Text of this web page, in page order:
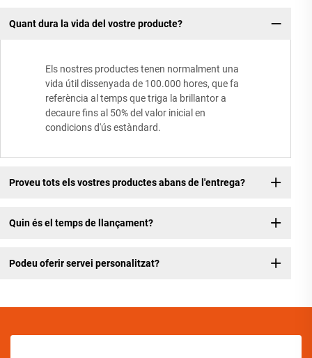
Quant dura la vida del vostre producte?
Els nostres productes tenen normalment una
vida útil dissenyada de 100.000 hores, que fa
referència al temps que triga la brillantor a
decaure fins al 50% del valor inicial en
condicions d'ús estàndard.
Proveu tots els vostres productes abans de l'entrega?
Quin és el temps de llançament?
Podeu oferir servei personalitzat?